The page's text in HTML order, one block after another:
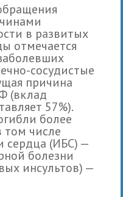
в развитых
отмечается
сосудистые
причина
(вклад
57%).
более
том числе
сердца (ИБС) —
болезни
инсультов) —